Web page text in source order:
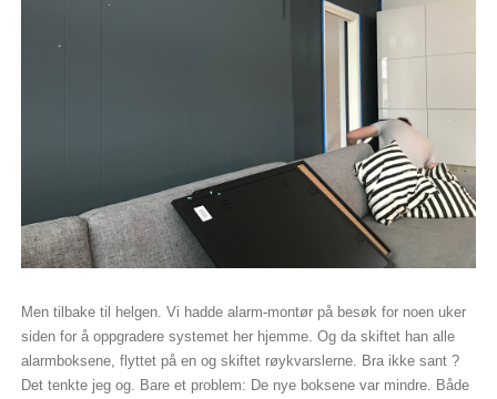
Men tilbake til helgen. Vi hadde alarm-montør på besøk for noen uker
siden for å oppgradere systemet her hjemme. Og da skiftet han alle
alarmboksene, flyttet på en og skiftet røykvarslerne. Bra ikke sant ?
Det tenkte jeg og. Bare et problem: De nye boksene var mindre. Både